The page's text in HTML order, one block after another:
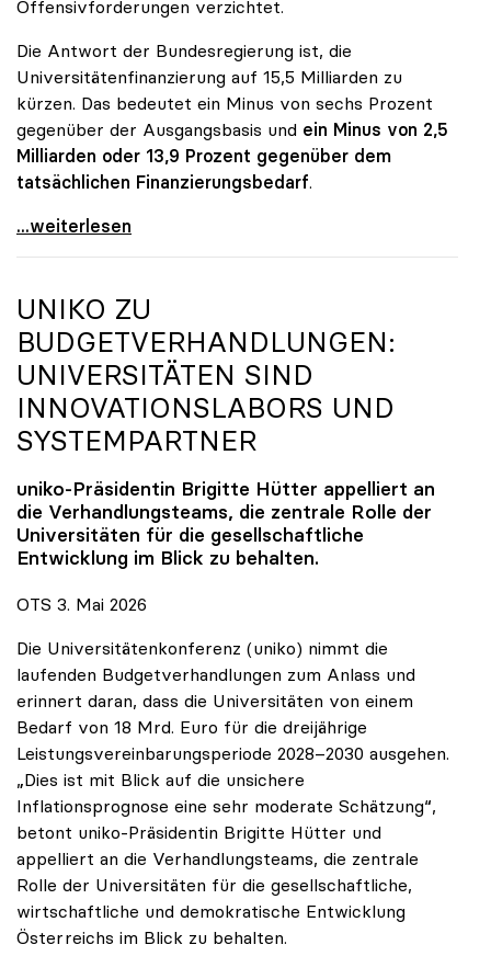
Offensivforderungen verzichtet.
Die Antwort der Bundesregierung ist, die
Universitätenfinanzierung auf 15,5 Milliarden zu
kürzen. Das bedeutet ein Minus von sechs Prozent
gegenüber der Ausgangsbasis und ein Minus von 2,5
Milliarden oder 13,9 Prozent gegenüber dem
tatsächlichen Finanzierungsbedarf.
\"Österreich ist für die heimischen Universitäten
...weiterlesen
UNIKO ZU
BUDGETVERHANDLUNGEN:
UNIVERSITÄTEN SIND
INNOVATIONSLABORS UND
SYSTEMPARTNER
uniko-Präsidentin Brigitte Hütter appelliert an
die Verhandlungsteams, die zentrale Rolle der
Universitäten für die gesellschaftliche
Entwicklung im Blick zu behalten.
OTS 3. Mai 2026
Die Universitätenkonferenz (uniko) nimmt die
laufenden Budgetverhandlungen zum Anlass und
erinnert daran, dass die Universitäten von einem
Bedarf von 18 Mrd. Euro für die dreijährige
Leistungsvereinbarungsperiode 2028–2030 ausgehen.
„Dies ist mit Blick auf die unsichere
Inflationsprognose eine sehr moderate Schätzung“,
betont uniko-Präsidentin Brigitte Hütter und
appelliert an die Verhandlungsteams, die zentrale
Rolle der Universitäten für die gesellschaftliche,
wirtschaftliche und demokratische Entwicklung
Österreichs im Blick zu behalten.